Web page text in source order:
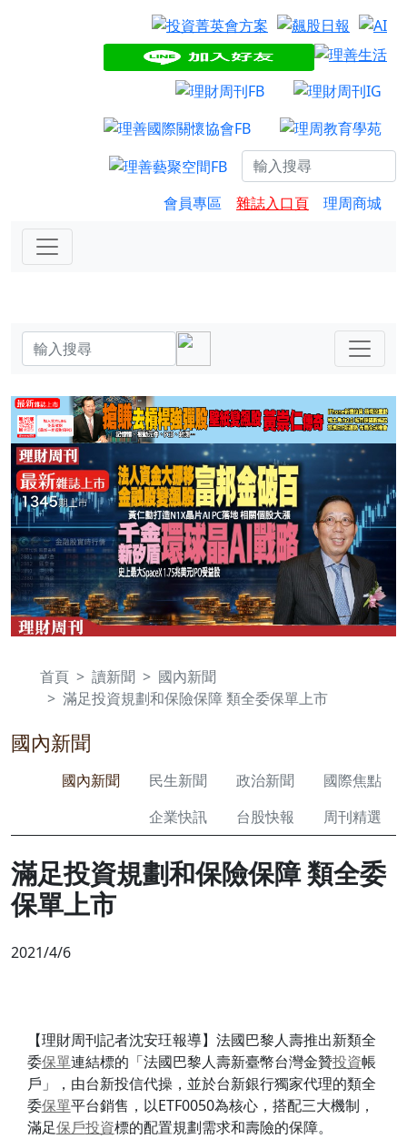
會員專區 雜誌入口頁 理周商城
首頁 讀新聞
國內新聞
滿足投資規劃和保險保障 類全委保單上市
國內新聞
國內新聞 民生新聞 政治新聞
國際焦點
企業快訊
台股快報 周刊精選
滿足投資規劃和保險保障 類全委
保單上市
2021/4/6
【理財周刊記者沈安玨報導】法國巴黎人壽推出新類全
委保單連結標的「法國巴黎人壽新臺幣台灣金贊投資帳
戶」，由台新投信代操，並於台新銀行獨家代理的類全
委保單平台銷售，以ETF0050為核心，搭配三大機制，
滿足保戶投資標的配置規劃需求和壽險的保障。